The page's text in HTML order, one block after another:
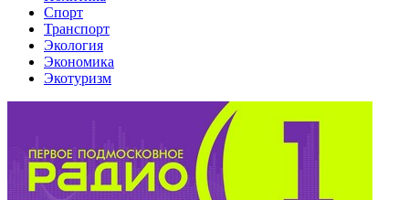
Спорт
Транспорт
Экология
Экономика
Экотуризм